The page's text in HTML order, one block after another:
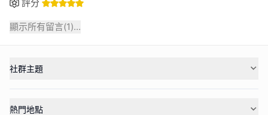
評分
顯示所有留言(1)...
社群主題
熱門地點